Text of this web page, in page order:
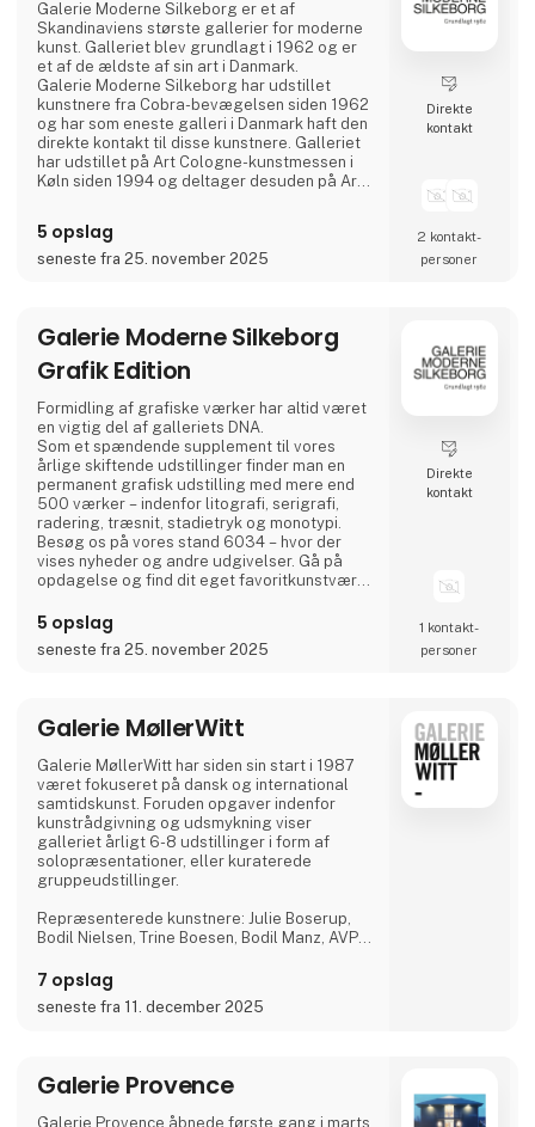
Galerie Moderne Silkeborg er et af
Skandinaviens største gallerier for moderne
kunst. Galleriet blev grundlagt i 1962 og er
et af de ældste af sin art i Danmark.
Galerie Moderne Silkeborg har udstillet
kunstnere fra Cobra-bevægelsen siden 1962
og har som eneste galleri i Danmark haft den
direkte kontakt til disse kunstnere. Galleriet
har udstillet på Art Cologne-kunstmessen i
Køln siden 1994 og deltager desuden på Art
om året og det samme antal i andre gallerier
og museer, nationalt og internationalt.
5 opslag
seneste fra 25. november 2025
Direkte
kontakt
2 kontakt­
personer
Galerie Moderne Silkeborg
Grafik Edition
Formidling af grafiske værker har altid været
en vigtig del af galleriets DNA.
Som et spændende supplement til vores
årlige skiftende udstillinger finder man en
permanent grafisk udstilling med mere end
500 værker – indenfor litografi, serigrafi,
radering, træsnit, stadietryk og monotypi.
Besøg os på vores stand 6034 – hvor der
vises nyheder og andre udgivelser. Gå på
opdagelse og find dit eget favoritkunstværk
også når det gælder indramning af dine
udvalgte værker.
5 opslag
seneste fra 25. november 2025
Direkte
kontakt
1 kontakt­
personer
Galerie MøllerWitt
Galerie MøllerWitt har siden sin start i 1987
været fokuseret på dansk og international
samtidskunst. Foruden opgaver indenfor
kunstrådgivning og udsmykning viser
galleriet årligt 6-8 udstillinger i form af
solopræsentationer, eller kuraterede
gruppeudstillinger.
Repræsenterede kunstnere: Julie Boserup,
Bodil Nielsen, Trine Boesen, Bodil Manz, AVPD,
Larsen, Søren Lose, Søren Martinsen, Peter
Martensen, Jesper Rasmussen og Troels
Aagaard
7 opslag
seneste fra 11. december 2025
Galerie Provence
Galerie Provence åbnede første gang i marts